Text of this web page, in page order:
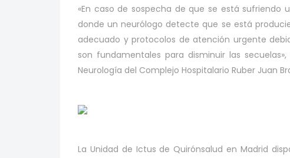
«En caso de sospecha de que se está
donde un neurólogo detecte que se está
adecuado y protocolos de atención urgente
son fundamentales para disminuir las
Neurología del Complejo Hospitalario Ruber Juan
La Unidad de Ictus de Quirónsalud en Madrid